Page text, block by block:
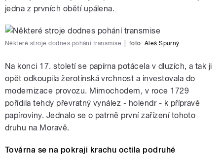
jedna z prvních obětí upálena.
Některé stroje dodnes pohání transmise foto: Aleš Spurný
Na konci 17. století se papírna potácela v dluzích, a tak ji
opět odkoupila žerotínská vrchnost a investovala do
modernizace provozu. Mimochodem, v roce 1729
pořídila tehdy převratný vynález - holendr - k přípravě
papíroviny. Jednalo se o patrně první zařízení tohoto
druhu na Moravě.
Továrna se na pokraji krachu octila podruhé